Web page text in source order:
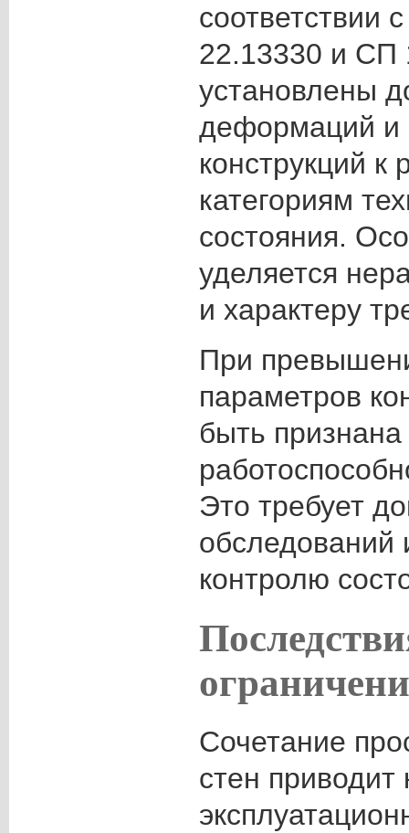
соответствии
22.13330 и СП
установлены
деформаций и
конструкций к
категориям
состояния.
уделяется
и характеру
При
параметров
быть
Это требует
обследований
контролю
Сочетание
стен